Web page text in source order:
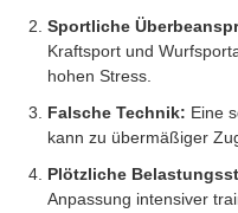
Sportliche
Kraftsport und
hohen Stress.
Falsche Technik: Eine
kann zu übermäßiger
Plötzliche
Anpassung intensiver